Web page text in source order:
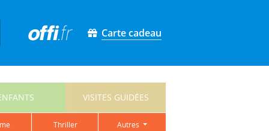
Carte cadeau
VISITES GUIDÉES
thriller autres